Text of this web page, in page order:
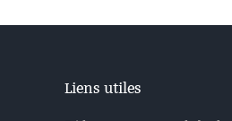
Liens utiles